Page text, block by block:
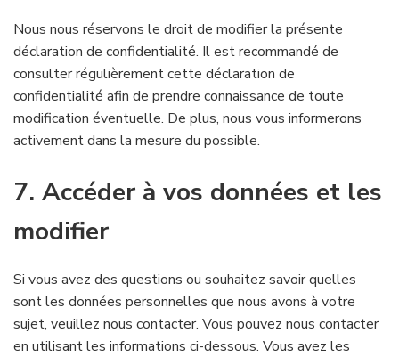
Nous nous réservons le droit de modifier la présente
déclaration de confidentialité. Il est recommandé de
consulter régulièrement cette déclaration de
confidentialité afin de prendre connaissance de toute
modification éventuelle. De plus, nous vous informerons
activement dans la mesure du possible.
7. Accéder à vos données et les
modifier
Si vous avez des questions ou souhaitez savoir quelles
sont les données personnelles que nous avons à votre
sujet, veuillez nous contacter. Vous pouvez nous contacter
en utilisant les informations ci-dessous. Vous avez les